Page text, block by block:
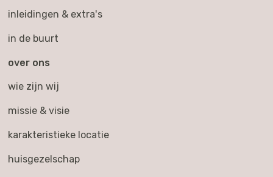
inleidingen & extra's
in de buurt
over ons
wie zijn wij
missie & visie
karakteristieke locatie
huisgezelschap